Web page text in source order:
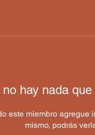
no hay nada
este miembro agregue
mismo, podrás